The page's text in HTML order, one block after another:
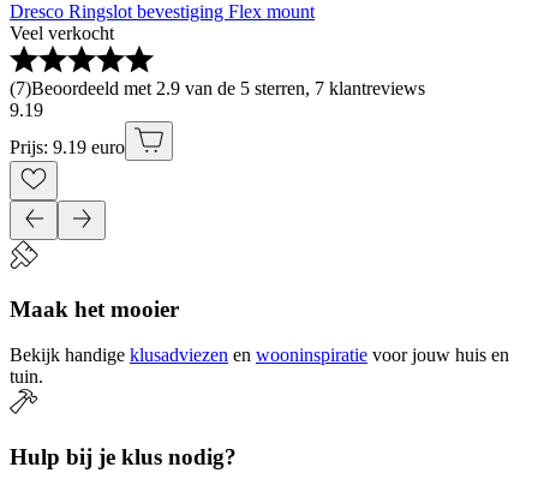
Dresco Ringslot bevestiging Flex mount
Veel verkocht
(7)Beoordeeld met 2.9 van de 5 sterren, 7 klantreviews
9.19
Prijs: 9.19 euro
Maak het mooier
Bekijk handige klusadviezen en wooninspiratie voor jouw huis en
tuin.
Hulp bij je klus nodig?